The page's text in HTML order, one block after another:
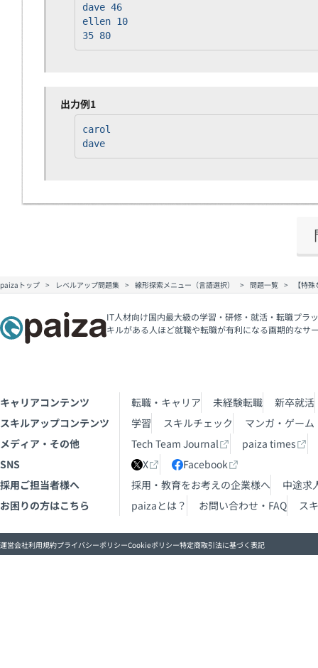
dave 46
ellen 10
35 80
出力例1
carol
dave
paizaトップ レベルアップ問題集 線形探索メニュー（言語選択） 問題一覧 【特
IT人材向け国内最大級の学習・研修・就活・転職プラ
キルがある人ほど就職や転職が有利になる画期的なサ
キャリアコンテンツ 転職・キャリア 未経験転職
新卒就活
スキルアップコンテンツ
学習 スキルチェック
マンガ・ゲーム
メディア・その他
Tech Team Journal
paiza times
SNS
X
Facebook
採用ご担当者様へ
採用・教育をお考えの企業様へ
中途求
お困りの方はこちら
paizaとは？ お問い合わせ・FAQ ス
運営会社利用規約プライバシーポリシーCookieポリシー特定商取引法に基づく表記